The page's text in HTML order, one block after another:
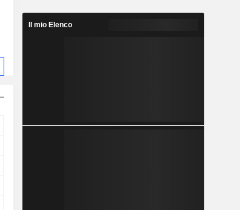
Il mio Elenco